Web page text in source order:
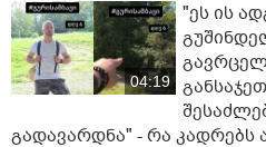
04:19
"ეს ის
გადავარდნა" - რა კადრებს